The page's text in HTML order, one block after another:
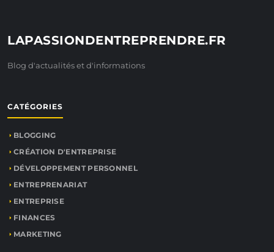
LAPASSIONDENTREPRENDRE.FR
Blog d'actualités et d'informations
CATÉGORIES
BLOGGING
CRÉATION D'ENTREPRISE
DÉVELOPPEMENT PERSONNEL
ENTREPRENARIAT
ENTREPRISE
FINANCES
MARKETING